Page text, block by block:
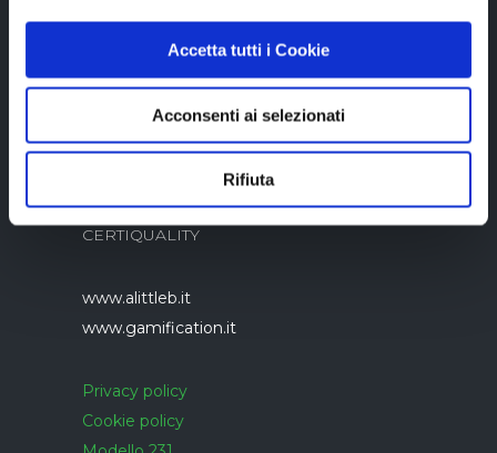
Accetta tutti i Cookie
Acconsenti ai selezionati
Rifiuta
Azienda con sistema di gestione qualità
UNI EN ISO 9001:2015 certificato da
CERTIQUALITY
www.alittleb.it
www.gamification.it
Privacy policy
Cookie policy